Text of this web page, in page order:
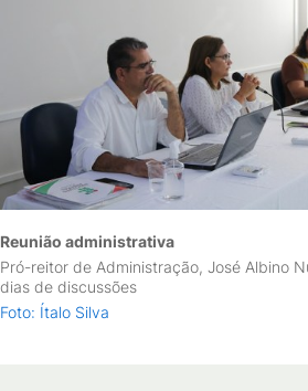
Reunião administrativa
Pró-reitor de Administração, José Albino
dias de discussões
Foto: Ítalo Silva